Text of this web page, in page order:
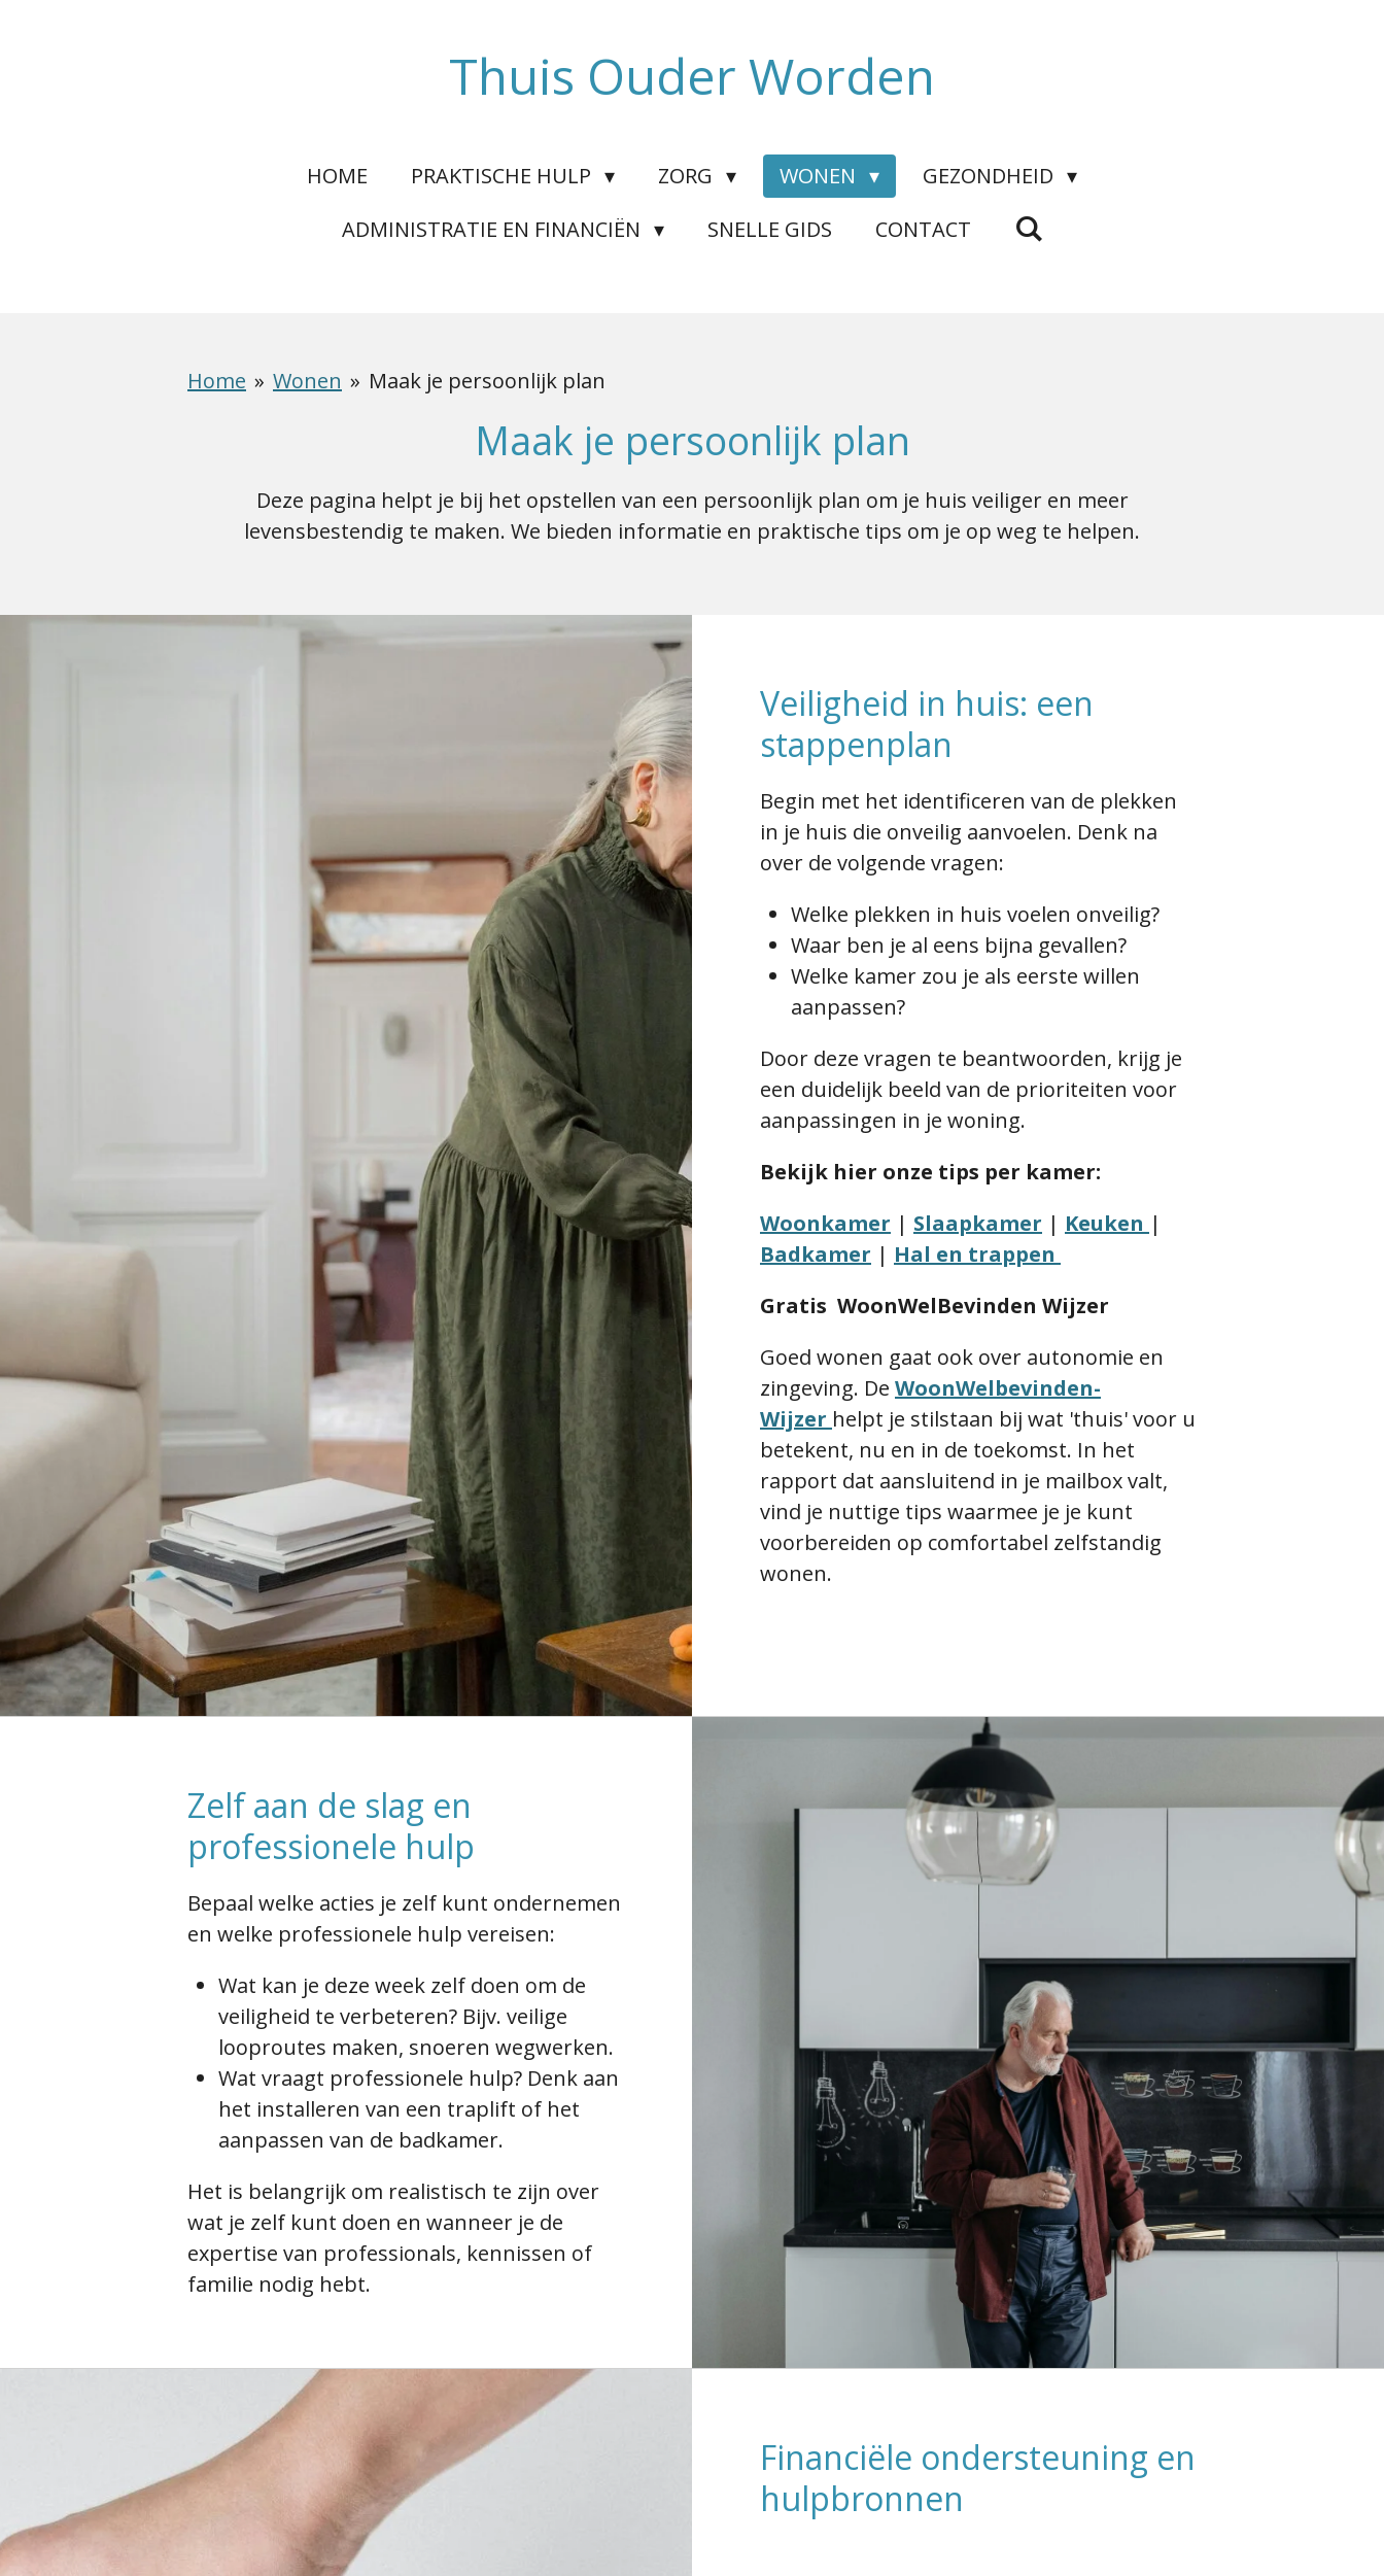
Thuis Ouder Worden
HOME PRAKTISCHE HULP ZORG WONEN
GEZONDHEID
ADMINISTRATIE EN FINANCIËN
SNELLE GIDS CONTACT
Home » Wonen » Maak je persoonlijk plan
Maak je persoonlijk plan
Deze pagina helpt je bij het opstellen van een persoonlijk plan om je huis veiliger en meer
levensbestendig te maken. We bieden informatie en praktische tips om je op weg te helpen.
Veiligheid in huis: een
stappenplan
Begin met het identificeren van de plekken
in je huis die onveilig aanvoelen. Denk na
over de volgende vragen:
Welke plekken in huis voelen onveilig?
Waar ben je al eens bijna gevallen?
Welke kamer zou je als eerste willen
aanpassen?
Door deze vragen te beantwoorden, krijg je
een duidelijk beeld van de prioriteiten voor
aanpassingen in je woning.
Bekijk hier onze tips per kamer:
Woonkamer | Slaapkamer | Keuken |
Badkamer | Hal en trappen
Gratis WoonWelBevinden Wijzer
Goed wonen gaat ook over autonomie en
zingeving. De WoonWelbevinden-
Wijzer helpt je stilstaan bij wat 'thuis' voor u
betekent, nu en in de toekomst. In het
rapport dat aansluitend in je mailbox valt,
vind je nuttige tips waarmee je je kunt
voorbereiden op comfortabel zelfstandig
wonen.
Zelf aan de slag en
professionele hulp
Bepaal welke acties je zelf kunt ondernemen
en welke professionele hulp vereisen:
Wat kan je deze week zelf doen om de
veiligheid te verbeteren? Bijv. veilige
looproutes maken, snoeren wegwerken.
Wat vraagt professionele hulp? Denk aan
het installeren van een traplift of het
aanpassen van de badkamer.
Het is belangrijk om realistisch te zijn over
wat je zelf kunt doen en wanneer je de
expertise van professionals, kennissen of
familie nodig hebt.
Financiële ondersteuning en
hulpbronnen